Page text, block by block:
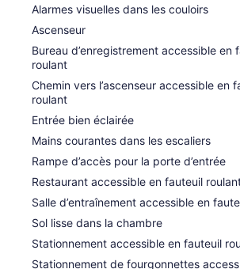
Alarmes visuelles dans les couloirs
Ascenseur
Bureau d’enregistrement accessible en
roulant
Chemin vers l’ascenseur accessible en
roulant
Entrée bien éclairée
Mains courantes dans les escaliers
Rampe d’accès pour la porte d’entrée
Restaurant accessible en fauteuil
Salle d’entraînement accessible en
Sol lisse dans la chambre
Stationnement accessible en fauteuil
Stationnement de fourgonnettes